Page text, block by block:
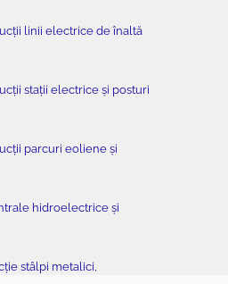
linii electrice de înaltă
stații electrice și posturi
parcuri eoliene și
hidroelectrice și
stâlpi metalici,